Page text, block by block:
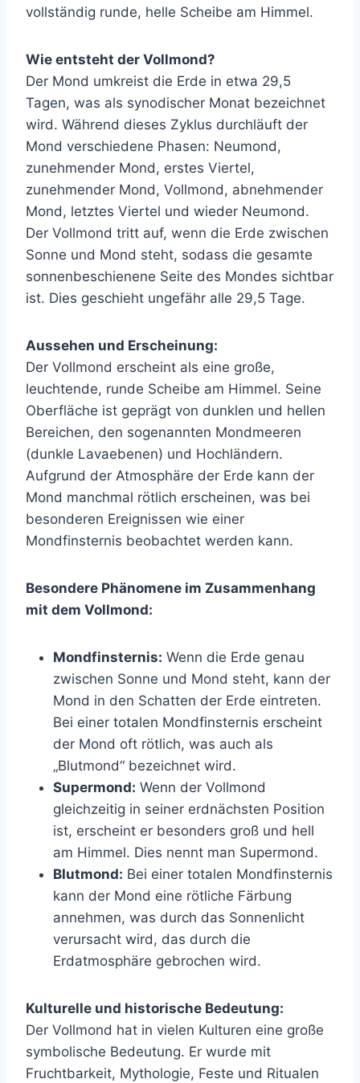
vollständig runde, helle Scheibe am Himmel.
Wie entsteht der Vollmond?
Der Mond umkreist die Erde in etwa 29,5
Tagen, was als synodischer Monat bezeichnet
wird. Während dieses Zyklus durchläuft der
Mond verschiedene Phasen: Neumond,
zunehmender Mond, erstes Viertel,
zunehmender Mond, Vollmond, abnehmender
Mond, letztes Viertel und wieder Neumond.
Der Vollmond tritt auf, wenn die Erde zwischen
Sonne und Mond steht, sodass die gesamte
sonnenbeschienene Seite des Mondes sichtbar
ist. Dies geschieht ungefähr alle 29,5 Tage.
Aussehen und Erscheinung:
Der Vollmond erscheint als eine große,
leuchtende, runde Scheibe am Himmel. Seine
Oberfläche ist geprägt von dunklen und hellen
Bereichen, den sogenannten Mondmeeren
(dunkle Lavaebenen) und Hochländern.
Aufgrund der Atmosphäre der Erde kann der
Mond manchmal rötlich erscheinen, was bei
besonderen Ereignissen wie einer
Mondfinsternis beobachtet werden kann.
Besondere Phänomene im Zusammenhang
mit dem Vollmond:
Mondfinsternis: Wenn die Erde genau
zwischen Sonne und Mond steht, kann der
Mond in den Schatten der Erde eintreten.
Bei einer totalen Mondfinsternis erscheint
der Mond oft rötlich, was auch als
„Blutmond“ bezeichnet wird.
Supermond: Wenn der Vollmond
gleichzeitig in seiner erdnächsten Position
ist, erscheint er besonders groß und hell
am Himmel. Dies nennt man Supermond.
Blutmond: Bei einer totalen Mondfinsternis
kann der Mond eine rötliche Färbung
annehmen, was durch das Sonnenlicht
verursacht wird, das durch die
Erdatmosphäre gebrochen wird.
Kulturelle und historische Bedeutung:
Der Vollmond hat in vielen Kulturen eine große
symbolische Bedeutung. Er wurde mit
Fruchtbarkeit, Mythologie, Feste und Ritualen